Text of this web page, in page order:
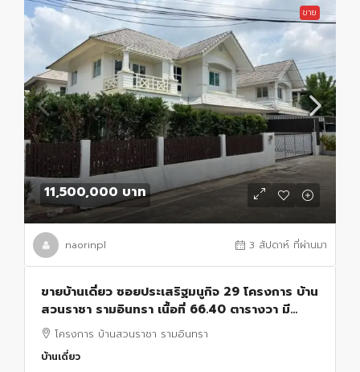
ขาย
11,500,000 บาท
naorinpl 3 สัปดาห์ ที่ผ่านมา
ขายบ้านเดี่ยว ซอยประเสริฐมนูกิจ 29 โครงการ บ้าน
สวนราชา รามอินทรา เนื้อที่ 66.40 ตารางวา มี
4ห้องนอน 3ห้องน้ำ
โครงการ บ้านสวนราชา รามอินทรา
บ้านเดี่ยว